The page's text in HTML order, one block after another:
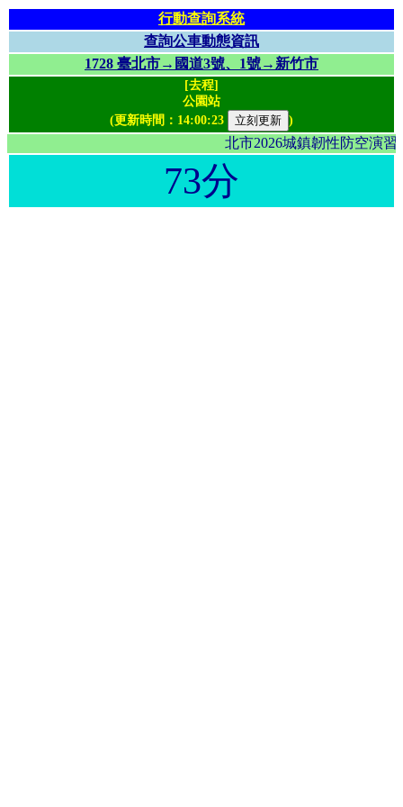
行動查詢系統
查詢公車動態資訊
1728 臺北市→國道3號、1號→新竹市
[去程]
公園站
(更新時間： 14:00:23 )
北市2026城鎮韌性防空
73分